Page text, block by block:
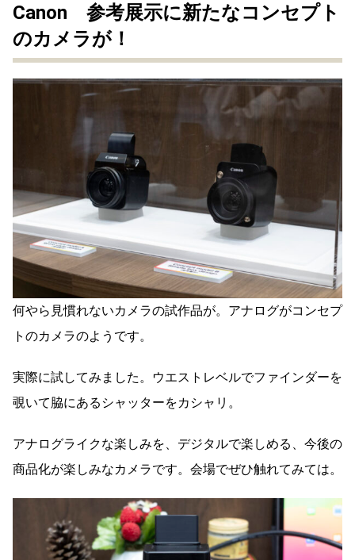
Canon 参考展示に新たなコンセプト
のカメラが！
何やら見慣れないカメラの試作品が。アナログがコンセプ
トのカメラのようです。
実際に試してみました。ウエストレベルでファインダーを
覗いて脇にあるシャッターをカシャリ。
アナログライクな楽しみを、デジタルで楽しめる、今後の
商品化が楽しみなカメラです。会場でぜひ触れてみては。